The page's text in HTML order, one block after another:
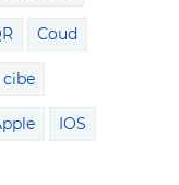
Coud
cibe
IOS